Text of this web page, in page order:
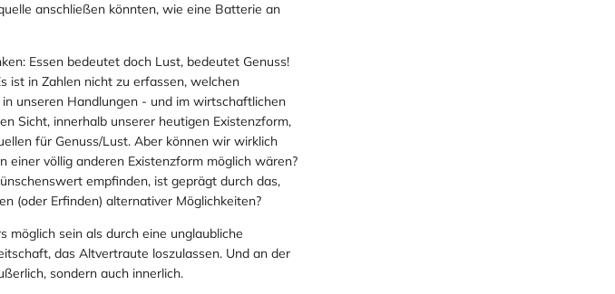
anschließen könnten, wie eine Batterie an
Essen bedeutet doch Lust, bedeutet Genuss!
ist in Zahlen nicht zu erfassen, welchen
unseren Handlungen - und im wirtschaftlichen
Sicht, innerhalb unserer heutigen Existenzform,
für Genuss/Lust. Aber können wir wirklich
einer völlig anderen Existenzform möglich wären?
empfinden, ist geprägt durch das,
(oder Erfinden) alternativer Möglichkeiten?
sein als durch eine unglaubliche
das Altvertraute loszulassen. Und an der
sondern auch innerlich.